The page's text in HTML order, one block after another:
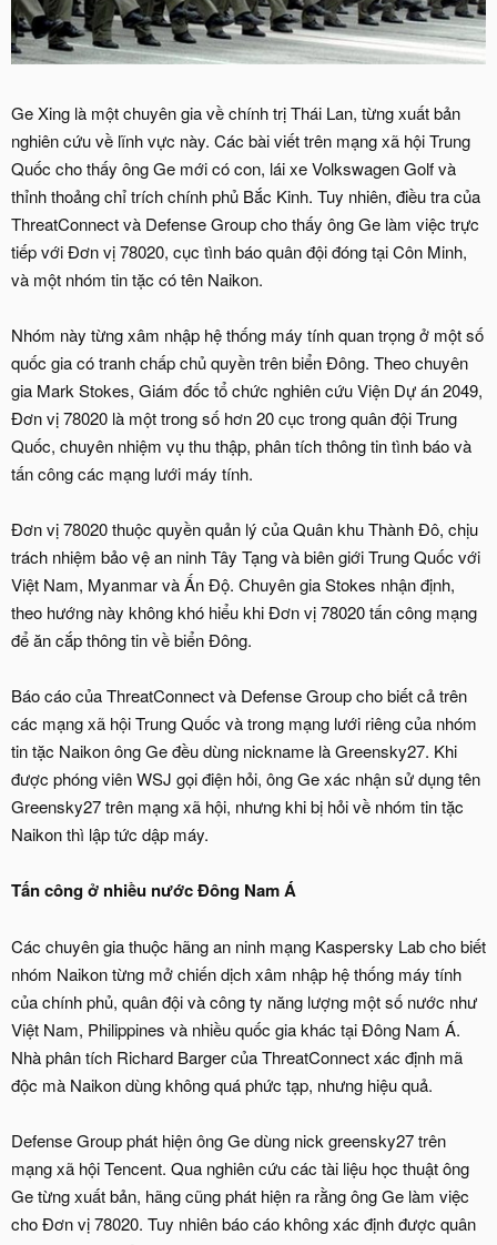
Ge Xing là một chuyên gia về chính trị Thái Lan, từng xuất bản
nghiên cứu về lĩnh vực này. Các bài viết trên mạng xã hội Trung
Quốc cho thấy ông Ge mới có con, lái xe Volkswagen Golf và
thỉnh thoảng chỉ trích chính phủ Bắc Kinh. Tuy nhiên, điều tra của
ThreatConnect và Defense Group cho thấy ông Ge làm việc trực
tiếp với Đơn vị 78020, cục tình báo quân đội đóng tại Côn Minh,
và một nhóm tin tặc có tên Naikon.
Nhóm này từng xâm nhập hệ thống máy tính quan trọng ở một số
quốc gia có tranh chấp chủ quyền trên biển Đông. Theo chuyên
gia Mark Stokes, Giám đốc tổ chức nghiên cứu Viện Dự án 2049,
Đơn vị 78020 là một trong số hơn 20 cục trong quân đội Trung
Quốc, chuyên nhiệm vụ thu thập, phân tích thông tin tình báo và
tấn công các mạng lưới máy tính.
Đơn vị 78020 thuộc quyền quản lý của Quân khu Thành Đô, chịu
trách nhiệm bảo vệ an ninh Tây Tạng và biên giới Trung Quốc với
Việt Nam, Myanmar và Ấn Độ. Chuyên gia Stokes nhận định,
theo hướng này không khó hiểu khi Đơn vị 78020 tấn công mạng
để ăn cắp thông tin về biển Đông.
Báo cáo của ThreatConnect và Defense Group cho biết cả trên
các mạng xã hội Trung Quốc và trong mạng lưới riêng của nhóm
tin tặc Naikon ông Ge đều dùng nickname là Greensky27. Khi
được phóng viên WSJ gọi điện hỏi, ông Ge xác nhận sử dụng tên
Greensky27 trên mạng xã hội, nhưng khi bị hỏi về nhóm tin tặc
Naikon thì lập tức dập máy.
Tấn công ở nhiều nước Đông Nam Á
Các chuyên gia thuộc hãng an ninh mạng Kaspersky Lab cho biết
nhóm Naikon từng mở chiến dịch xâm nhập hệ thống máy tính
của chính phủ, quân đội và công ty năng lượng một số nước như
Việt Nam, Philippines và nhiều quốc gia khác tại Đông Nam Á.
Nhà phân tích Richard Barger của ThreatConnect xác định mã
độc mà Naikon dùng không quá phức tạp, nhưng hiệu quả.
Defense Group phát hiện ông Ge dùng nick greensky27 trên
mạng xã hội Tencent. Qua nghiên cứu các tài liệu học thuật ông
Ge từng xuất bản, hãng cũng phát hiện ra rằng ông Ge làm việc
cho Đơn vị 78020. Tuy nhiên báo cáo không xác định được quân